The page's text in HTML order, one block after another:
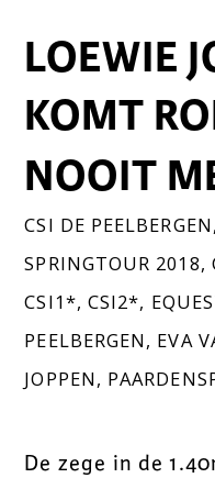
LOEWIE
KOMT
NOOIT
CSI DE PEELBERGEN,
SPRINGTOUR 2018,
CSI1*, CSI2*,
PEELBERGEN, EVA
JOPPEN,
De zege in de